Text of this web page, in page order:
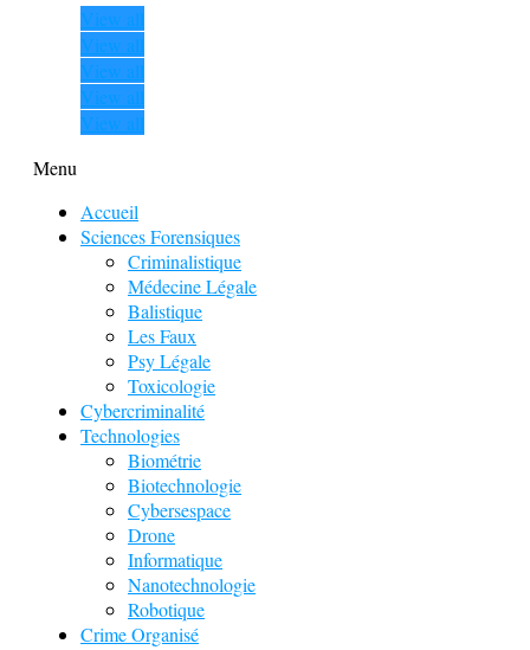
View all
View all
View all
View all
View all
Menu
Accueil
Sciences Forensiques
Criminalistique
Médecine Légale
Balistique
Les Faux
Psy Légale
Toxicologie
Cybercriminalité
Technologies
Biométrie
Biotechnologie
Cybersespace
Drone
Informatique
Nanotechnologie
Robotique
Crime Organisé